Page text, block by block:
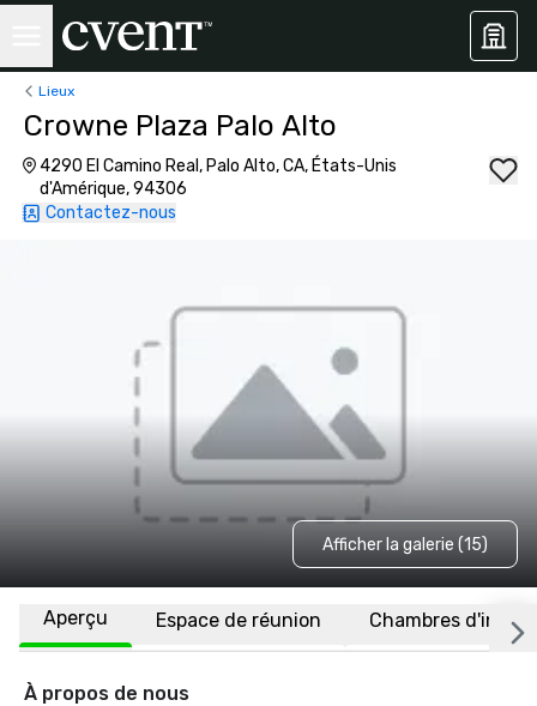
Lieux
Crowne Plaza Palo Alto
4290 El Camino Real, Palo Alto, CA, États-Unis
d'Amérique, 94306
Contactez-nous
Afficher la galerie (15)
Aperçu Espace de réunion Chambres
À propos de nous